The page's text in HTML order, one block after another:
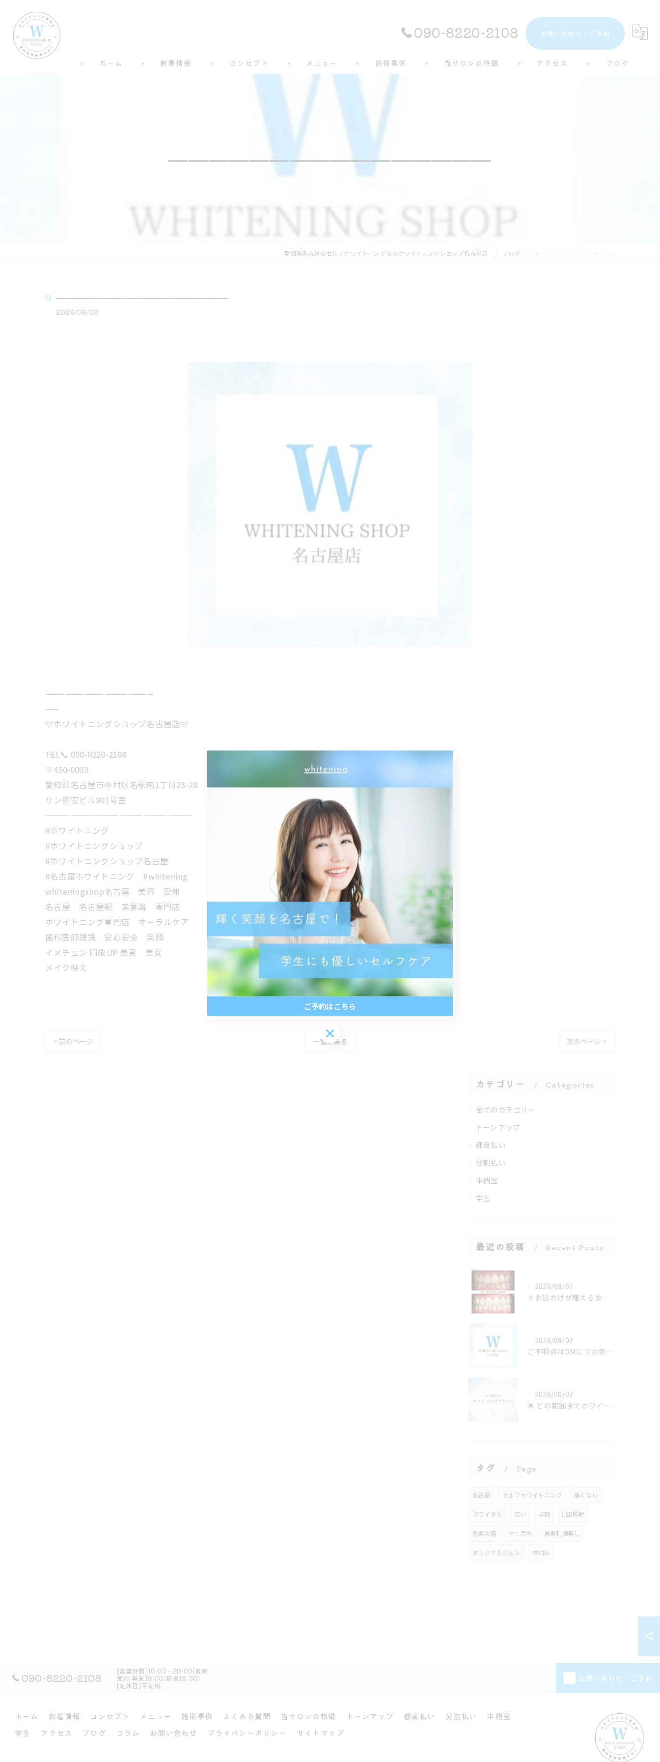
090-8220-2108 お問い合わせ・ご予約
ホーム 新着情報 コンセプト メニュー 施術事例 当サロンの特徴
半個室
アクセス ブログ
————————————————
愛知県名古屋のセルフホワイトニングならホワイトニングショップ名古屋店 ブログ ————————————————
————————————————
2026/06/03
————————————————
——
🩵ホワイトニングショップ名古屋店🩵
TEL📞 090-8220-2108
〒450-0003
愛知県名古屋市中村区名駅南1丁目23-28
サン笹安ビル901号室
——————————————————
#ホワイトニング
#ホワイトニングショップ
#ホワイトニングショップ名古屋
#名古屋ホワイトニング #whitening
whiteningshop名古屋 美容 愛知
名古屋 名古屋駅 美意識 専門店
ホワイトニング専門店 オーラルケア
歯科医師提携 安心安全 笑顔
イメチェン 印象UP 美男 美女
メイク映え
< 前のページ 一覧に戻る 次のページ >
カテゴリー Categories
全てのカテゴリー
トーンアップ
都度払い
分割払い
半個室
学生
最近の投稿 Recent Posts
2026/08/07
🌞お出かけが増える季節、口元の準備できてる？🦷✨
2026/08/07
ご不明点はDMにてお気軽にお問い合わせください✨🩷
2026/08/07
🌟 どの範囲までホワイトニングできるの？ 🌟
タグ Tags
名古屋 セルフホワイトニング 痛くない
ブライダル 安い 学割 LED照射
色素沈着 ヤニ汚れ 食事制限無し
オリジナルジェル 中村区
090-8220-2108 [営業時間]10:00～20:00(最終
受付:再来19:00/新規18:30)
[定休日]不定休
お問い合わせ・ご予約
ホーム 新着情報 コンセプト メニュー 施術事例 よくある質問 当サロンの特徴 トーンアップ 都度払い 分割払い
半個室
学生
アクセス ブログ コラム お問い合わせ プライバシーポリシー サイトマップ
ご予約はこちら
ご予約はこちら